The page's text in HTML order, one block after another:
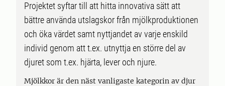
Projektet syftar till att hitta innovativa sätt att
bättre använda utslagskor från mjölkproduktionen
och öka värdet samt nyttjandet av varje enskild
individ genom att t.ex. utnyttja en större del av
djuret som t.ex. hjärta, lever och njure.
Mjölkkor är den näst vanligaste kategorin av djur